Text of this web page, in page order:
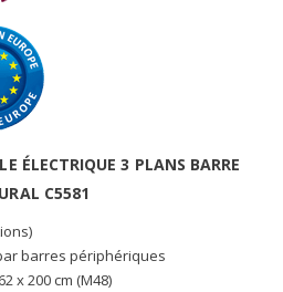
ÉLECTRIQUE 3 PLANS BARRE
C5581
barres périphériques
x 200 cm (M48)